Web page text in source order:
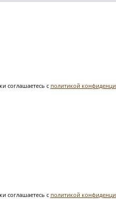
соглашаетесь с политикой
соглашаетесь с политикой